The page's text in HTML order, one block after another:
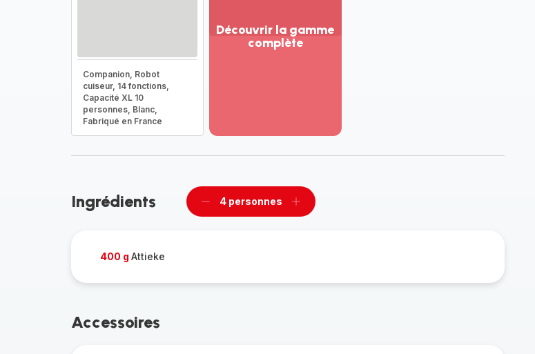
Companion, Robot
cuiseur, 14 fonctions,
Capacité XL 10
personnes, Blanc,
Fabriqué en France
Découvrir la gamme
complète
complète
Ingrédients
Supprimer
4 personnes
Ajouter
400 g Attieke
Accessoires